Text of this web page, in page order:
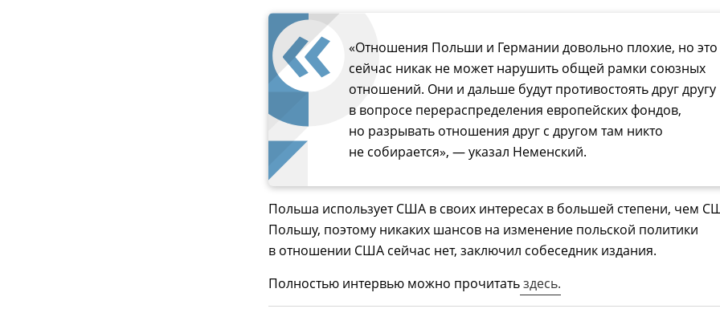
«Отношения Польши и Германии довольно плохие, но это
сейчас никак не может нарушить общей рамки союзных
отношений. Они и дальше будут противостоять друг другу
в вопросе перераспределения европейских фондов,
но разрывать отношения друг с другом там никто
не собирается», — указал Неменский.
Польша использует США в своих интересах в большей степени, чем
Польшу, поэтому никаких шансов на изменение польской политики
в отношении США сейчас нет, заключил собеседник издания.
Полностью интервью можно прочитатьздесь.